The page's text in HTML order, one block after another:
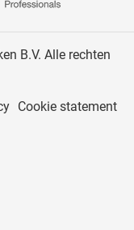
B.V. Alle rechten
Cookie statement